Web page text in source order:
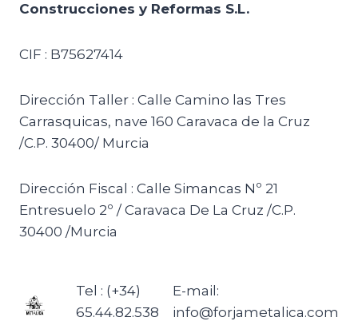
Construcciones y Reformas S.L.
CIF : B75627414
Dirección Taller : Calle Camino las Tres
Carrasquicas, nave 160 Caravaca de la Cruz
/C.P. 30400/ Murcia
Dirección Fiscal : Calle Simancas Nº 21
Entresuelo 2º / Caravaca De La Cruz /C.P.
30400 /Murcia
Tel : (+34)
65.44.82.538
E-mail:
info@forjametalica.com